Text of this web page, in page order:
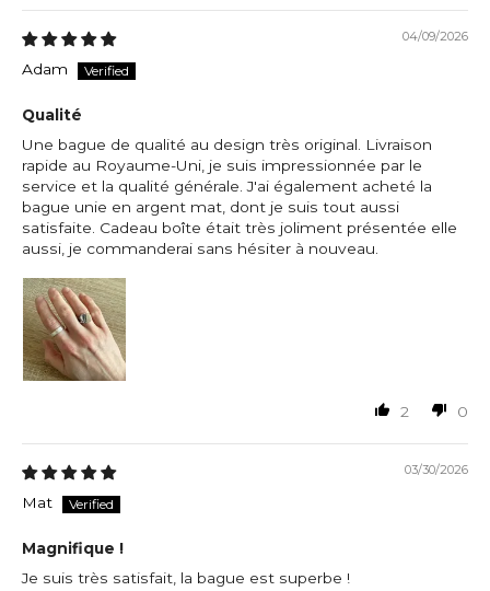
04/09/2026
Adam
Qualité
Une bague de qualité au design très original. Livraison
rapide au Royaume-Uni, je suis impressionnée par le
service et la qualité générale. J'ai également acheté la
bague unie en argent mat, dont je suis tout aussi
satisfaite. Cadeau boîte était très joliment présentée elle
aussi, je commanderai sans hésiter à nouveau.
2 0
03/30/2026
Mat
Magnifique !
Je suis très satisfait, la bague est superbe !